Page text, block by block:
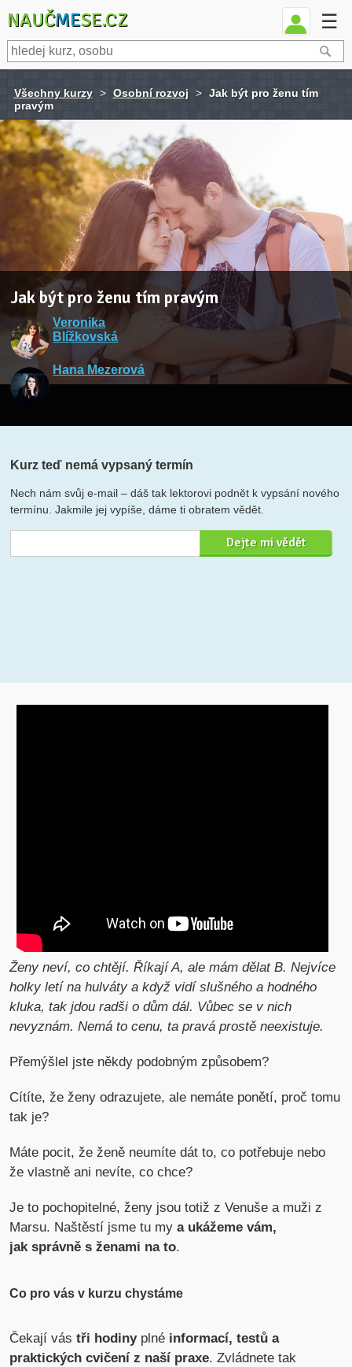
NAUČMESE.CZ ☰
Všechny kurzy > Osobní rozvoj > Jak být pro ženu tím
pravým
Jak být pro ženu tím pravým
Veronika
Blížkovská
Hana Mezerová
Kurz teď nemá vypsaný termín
Nech nám svůj e-mail – dáš tak lektorovi podnět k vypsání nového
termínu. Jakmile jej vypíše, dáme ti obratem vědět.
Ženy neví, co chtějí. Říkají A, ale mám dělat B. Nejvíce
holky letí na hulváty a když vidí slušného ahodného
kluka, tak jdou radši o dům dál. Vůbec se v nich
nevyznám. Nemá to cenu, ta pravá prostěneexistuje.
Přemýšlel jste někdy podobným způsobem?
Cítíte, že ženy odrazujete, ale nemáte ponětí, proč tomu
tak je?
Máte pocit, že ženě neumíte dát to, co potřebuje nebo
že vlastně ani nevíte, co chce?
Je to pochopitelné, ženy jsou totiž z Venuše a muži z
Marsu. Naštěstí jsme tu mya ukážeme vám,
jaksprávně s ženami na to.
Co pro vás v kurzu chystáme
Čekají vástři hodinyplné informací, testů a
praktických cvičení z naší praxe. Zvládnete tak